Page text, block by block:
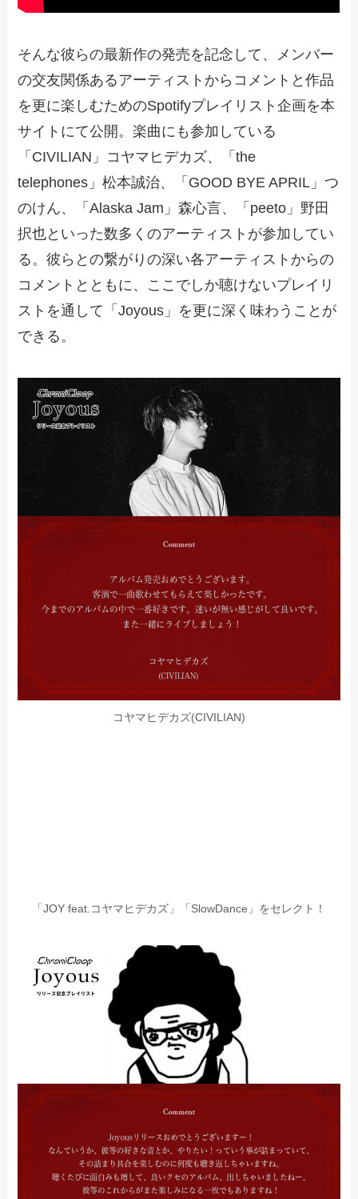
そんな彼らの最新作の発売を記念して、メンバー
の交友関係あるアーティストからコメントと作品
を更に楽しむためのSpotifyプレイリスト企画を本
サイトにて公開。楽曲にも参加している
「CIVILIAN」コヤマヒデカズ、「the
telephones」松本誠治、「GOOD BYE APRIL」つ
のけん、「Alaska Jam」森心言、「peeto」野田
択也といった数多くのアーティストが参加してい
る。彼らとの繋がりの深い各アーティストからの
コメントとともに、ここでしか聴けないプレイリ
ストを通して「Joyous」を更に深く味わうことが
できる。
コヤマヒデカズ(CIVILIAN)
「JOY feat.コヤマヒデカズ」「SlowDance」をセレクト！